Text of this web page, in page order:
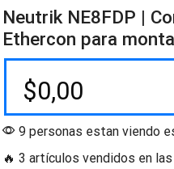
Neutrik NE8FDP |
Ethercon para
$0,00
9 personas estan viendo
🔥 3 artículos vendidos en